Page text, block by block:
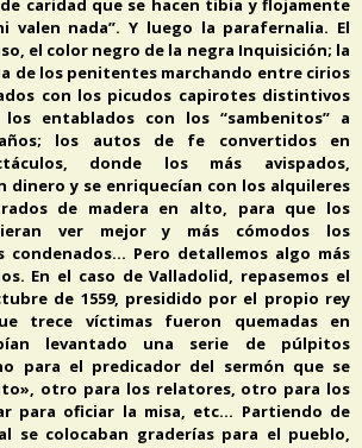
de caridad que se hacen tibia y flojamente
valen nada”. Y luego la parafernalia. El
el color negro de la negra Inquisición; la
de los penitentes marchando entre cirios
con los picudos capirotes distintivos
los entablados con los “sambenitos” a
los autos de fe convertidos en
donde los más avispados,
dinero y se enriquecían con los alquileres
de madera en alto, para que los
ver mejor y más cómodos los
condenados… Pero detallemos algo más
En el caso de Valladolid, repasemos el
de 1559, presidido por el propio rey
trece víctimas fueron quemadas en
levantado una serie de púlpitos
para el predicador del sermón que se
otro para los relatores, otro para los
para oficiar la misa, etc… Partiendo de
se colocaban graderías para el pueblo,